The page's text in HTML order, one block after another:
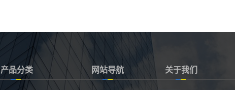
产品分类 网站导航 关于我们